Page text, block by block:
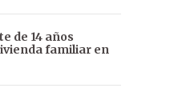
de 14 años
familiar en